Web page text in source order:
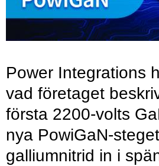
Power Integrations
vad företaget
första 2200-volts
nya PowiGaN-
galliumnitrid in i